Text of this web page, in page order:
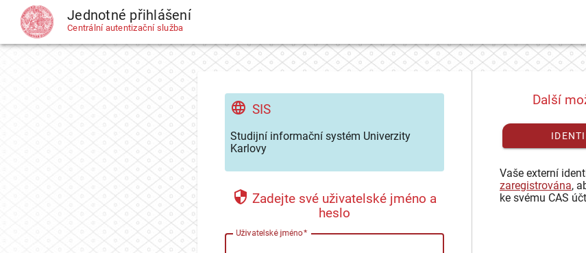
CAS Jednotné přihlášení
Centrální autentizační služba
SIS
Studijní informační systém Univerzity
Karlovy
Zadejte své uživatelské jméno a
heslo
Uživatelské jméno
Další
Vaše externí
zaregistrována,
ke svému CAS